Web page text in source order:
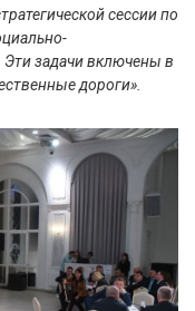
сессии по
Эти задачи включены в
дороги».